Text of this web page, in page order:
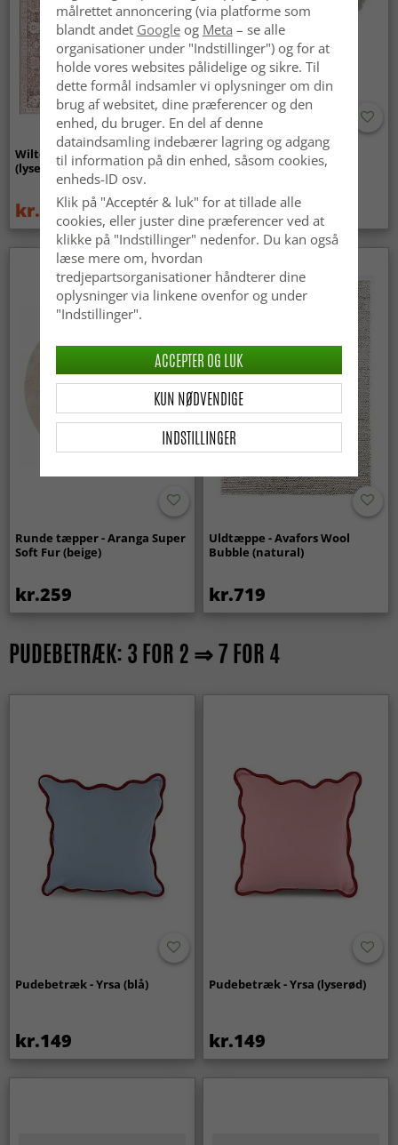
Wilton-tæppe - Gombalia
(lyserød)
kr.329 kr.439
Uldtæppe - Avafors Wool
Bubble (grå/beige)
kr.719
Runde tæpper - Aranga Super
Soft Fur (beige)
kr.259
Uldtæppe - Avafors Wool
Bubble (natural)
kr.719
PUDEBETRÆK: 3 FOR 2 ⇒ 7 FOR 4
Pudebetræk - Yrsa (blå)
kr.149
Pudebetræk - Yrsa (lyserød)
kr.149
målrettet annoncering (via platforme som
blandt andet Googleog Meta – se alle
organisationer under "Indstillinger") og for at
holde vores websites pålidelige og sikre. Til
dette formål indsamler vi oplysninger om din
brug af websitet, dine præferencer og den
enhed, du bruger. En del af denne
dataindsamling indebærer lagring og adgang
til information på din enhed, såsom cookies,
enheds-ID osv.
Klik på "Acceptér & luk" for at tillade alle
cookies, eller juster dine præferencer ved at
klikke på "Indstillinger" nedenfor. Du kan også
læse mere om, hvordan
tredjepartsorganisationer håndterer dine
oplysninger via linkene ovenfor og under
"Indstillinger".
INDSTILLINGER
KUN NØDVENDIGE
ACCEPTER OG LUK